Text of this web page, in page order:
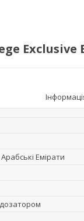
Exclusive
Емірати